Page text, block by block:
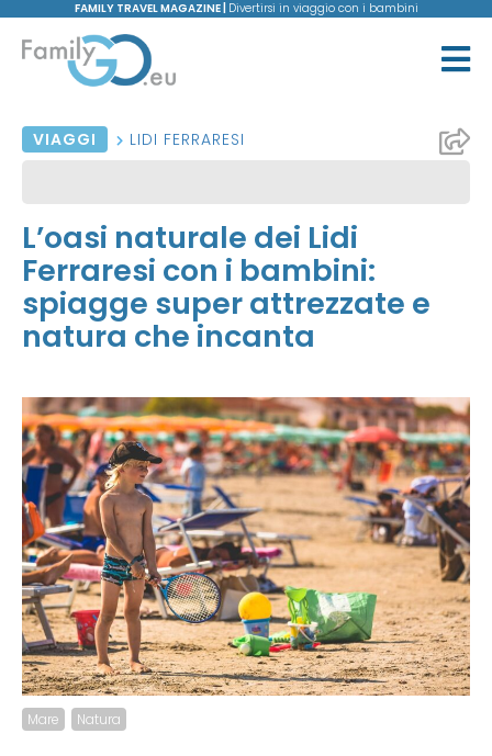
FAMILY TRAVEL MAGAZINE | Divertirsi in viaggio con i bambini
VIAGGI LIDI FERRARESI
L’oasi naturale dei Lidi
Ferraresi con i bambini:
spiagge super attrezzate e
natura che incanta
Mare Natura